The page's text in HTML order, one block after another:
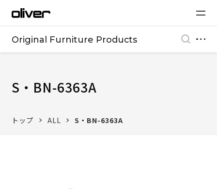
Original Furniture Products
S・BN-6363A
トップ ALL S・BN-6363A